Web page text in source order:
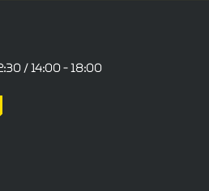
/ 14:00 – 18:00